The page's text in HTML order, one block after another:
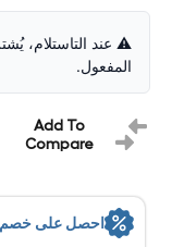
⚠️ عند التاستلام،
المفعول.
Add To
Compare
احصل على